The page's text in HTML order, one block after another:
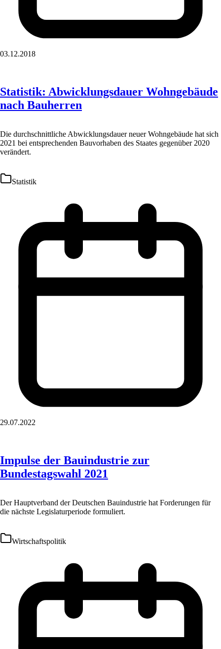
03.12.2018
Statistik: Abwicklungsdauer Wohngebäude
nach Bauherren
Die durchschnittliche Abwicklungsdauer neuer Wohngebäude hat sich
2021 bei entsprechenden Bauvorhaben des Staates gegenüber 2020
verändert.
Statistik
29.07.2022
Impulse der Bauindustrie zur
Bundestagswahl 2021
Der Hauptverband der Deutschen Bauindustrie hat Forderungen für
die nächste Legislaturperiode formuliert.
Wirtschaftspolitik